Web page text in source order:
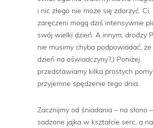
i nic złego nie może się zdarzyć.
zaręczeni mogą dziś intensywnie
swój wielki dzień. A innym, drodzy
nie musimy chyba podpowiadać,
dzień na oświadczyny?;) Poniżej
przedstawiamy kilka prostych
przyjemne spędzenie tego dnia.
Zacznijmy od śniadania – na słono
sadzone jajka w kształcie serc, a